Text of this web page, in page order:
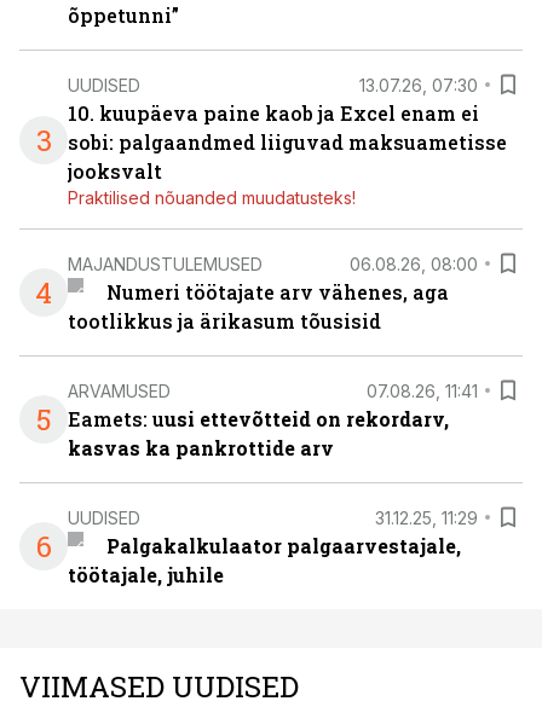
õppetunni”
3
UUDISED 13.07.26, 07:30
10. kuupäeva paine kaob ja Excel enam ei
sobi: palgaandmed liiguvad maksuametisse
jooksvalt
Praktilised nõuanded muudatusteks!
4
MAJANDUSTULEMUSED 06.08.26, 08:00
Numeri töötajate arv vähenes, aga
tootlikkus ja ärikasum tõusisid
5
ARVAMUSED 07.08.26, 11:41
Eamets: uusi ettevõtteid on rekordarv,
kasvas ka pankrottide arv
6
UUDISED 31.12.25, 11:29
Palgakalkulaator palgaarvestajale,
töötajale, juhile
VIIMASED UUDISED